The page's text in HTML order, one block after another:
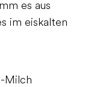
es aus
im eiskalten
Milch